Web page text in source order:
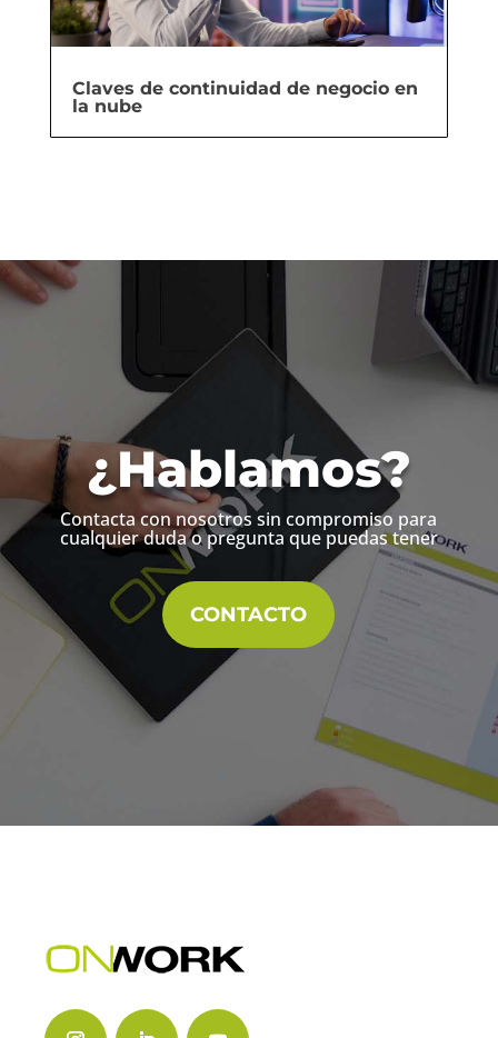
Claves de continuidad de negocio en
la nube
¿Hablamos?
Contacta con nosotros sin compromiso para
cualquier duda o pregunta que puedas tener
CONTACTO